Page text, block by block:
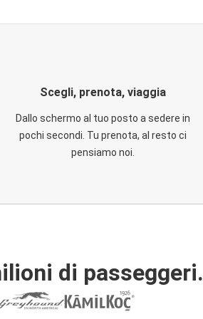
Scegli, prenota, viaggia
Dallo schermo al tuo posto a sedere in
pochi secondi. Tu prenota, al resto ci
pensiamo noi.
di passeggeri.